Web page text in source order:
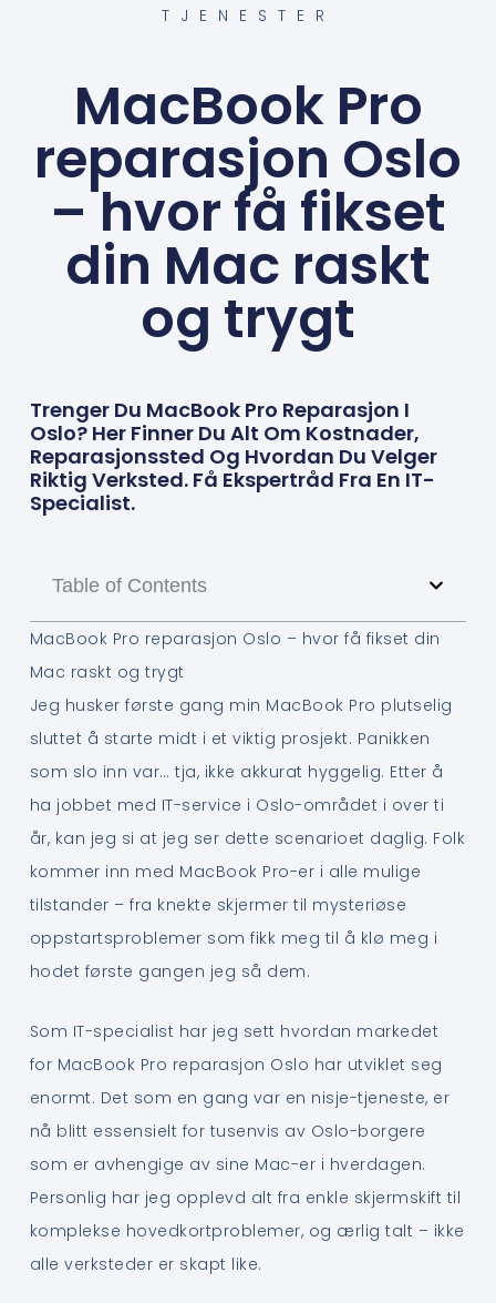
TJENESTER
MacBook Pro
reparasjon Oslo
– hvor få fikset
din Mac raskt
og trygt
Trenger Du MacBook Pro Reparasjon I
Oslo? Her Finner Du Alt Om Kostnader,
Reparasjonssted Og Hvordan Du Velger
Riktig Verksted. Få Ekspertråd Fra En IT-
Specialist.
Table of Contents
MacBook Pro reparasjon Oslo – hvor få fikset din
Mac raskt og trygt
Jeg husker første gang min MacBook Pro plutselig
sluttet å starte midt i et viktig prosjekt. Panikken
som slo inn var… tja, ikke akkurat hyggelig. Etter å
ha jobbet med IT-service i Oslo-området i over ti
år, kan jeg si at jeg ser dette scenarioet daglig. Folk
kommer inn med MacBook Pro-er i alle mulige
tilstander – fra knekte skjermer til mysteriøse
oppstartsproblemer som fikk meg til å klø meg i
hodet første gangen jeg så dem.
Som IT-specialist har jeg sett hvordan markedet
for MacBook Pro reparasjon Oslo har utviklet seg
enormt. Det som en gang var en nisje-tjeneste, er
nå blitt essensielt for tusenvis av Oslo-borgere
som er avhengige av sine Mac-er i hverdagen.
Personlig har jeg opplevd alt fra enkle skjermskift til
komplekse hovedkortproblemer, og ærlig talt – ikke
alle verksteder er skapt like.